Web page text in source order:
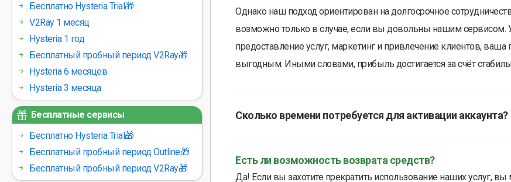
Однако наш подход ориентирован на долгосрочное
возможно только в случае, если вы довольны нашим сервисом.
предоставление услуг, маркетинг и привлечение клиентов, ваша
выгодным. Иными словами, прибыль достигается за счёт
Сколько времени потребуется для активации аккаунта?
Есть ли возможность возврата средств?
Да! Если вы захотите прекратить использование наших услуг,
Бесплатно Hysteria Trial🎁
V2Ray 1 месяц
Hysteria 1 год
Бесплатный пробный период V2Ray🎁
Hysteria 6 месяцев
Hysteria 3 месяца
Бесплатные сервисы
Бесплатно Hysteria Trial🎁
Бесплатный пробный период Outline🎁
Бесплатный пробный период V2Ray🎁